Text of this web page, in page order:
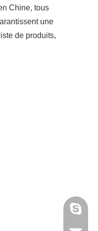
Chine, tous
une
de produits,